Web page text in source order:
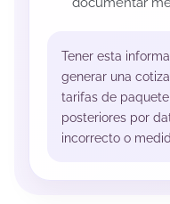
Tener esta
generar una
tarifas de
posteriores por
incorrecto o